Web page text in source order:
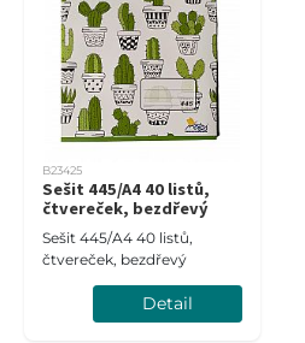
B23425
Sešit 445/A4 40 listů,
čtvereček, bezdřevý
Sešit 445/A4 40 listů,
čtvereček, bezdřevý
Detail